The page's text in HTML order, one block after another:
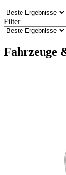
Filter
Fahrzeuge